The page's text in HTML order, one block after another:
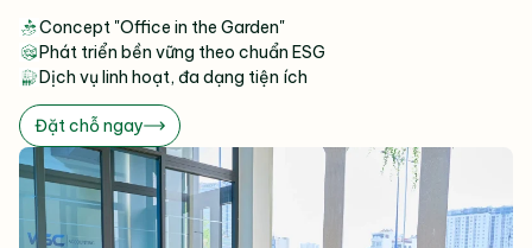
Concept "Office in the Garden"
Phát triển bền vững theo chuẩn ESG
Dịch vụ linh hoạt, đa dạng tiện ích
Đặt chỗ ngay